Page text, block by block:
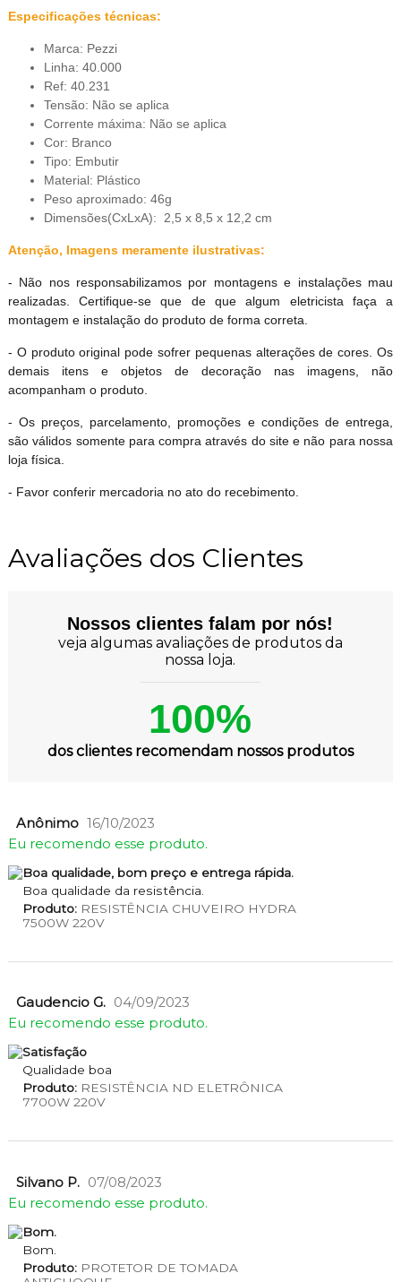
Especificações técnicas:
Marca: Pezzi
Linha: 40.000
Ref: 40.231
Tensão: Não se aplica
Corrente máxima: Não se aplica
Cor: Branco
Tipo: Embutir
Material: Plástico
Peso aproximado: 46g
Dimensões(CxLxA): 2,5 x 8,5 x 12,2 cm
Atenção, Imagens meramente ilustrativas:
- Não nos responsabilizamos por montagens e instalações mau
realizadas. Certifique-se que de que algum eletricista faça a
montagem e instalação do produto de forma correta.
- O produto original pode sofrer pequenas alterações de cores. Os
demais itens e objetos de decoração nas imagens, não
acompanham o produto.
- Os preços, parcelamento, promoções e condições de entrega,
são válidos somente para compra através do site e não para nossa
loja física.
- Favor conferir mercadoria no ato do recebimento.
Avaliações dos Clientes
Nossos clientes falam por nós!
veja algumas avaliações de produtos da
nossa loja.
100%
dos clientes recomendam nossos produtos
Anônimo 16/10/2023
Eu recomendo esse produto.
Boa qualidade, bom preço e entrega rápida.
Boa qualidade da resistência.
Produto:RESISTÊNCIA CHUVEIRO HYDRA
7500W 220V
Gaudencio G. 04/09/2023
Eu recomendo esse produto.
Satisfação
Qualidade boa
Produto:RESISTÊNCIA ND ELETRÔNICA
7700W 220V
Silvano P. 07/08/2023
Eu recomendo esse produto.
Bom.
Bom.
Produto:PROTETOR DE TOMADA